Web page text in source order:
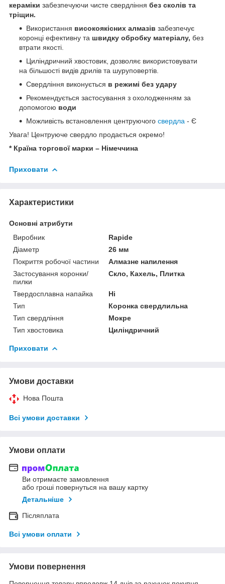
кераміки забезпечуючи чисте свердління без сколів та
тріщин.
Використання високоякісних алмазів забезпечує
коронці ефективну та швидку обробку матеріалу, без
втрати якості.
Циліндричний хвостовик, дозволяє використовувати
на більшості видів дрилів та шуруповертів.
Свердління виконується в режимі без удару
Рекомендується застосування з охолодженням за
допомогою води
Можливість встановлення центруючого свердла - Є
Увага! Центруюче свердло продається окремо!
* Країна торгової марки – Німеччина
Приховати
Характеристики
Основні атрибути
Виробник
Rapide
Діаметр
26 мм
Покриття робочої частини
Алмазне напилення
Застосування коронки/
пилки
Скло, Кахель, Плитка
Твердосплавна напайка
Ні
Тип
Коронка свердлильна
Тип свердління
Мокре
Тип хвостовика
Циліндричний
Приховати
Умови доставки
Нова Пошта
Всі умови доставки
Умови оплати
Ви отримаєте замовлення
або гроші повернуться на вашу картку
Детальніше
Післяплата
Всі умови оплати
Умови повернення